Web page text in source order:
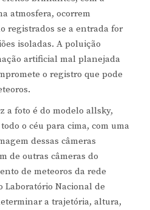
atmosfera, ocorrem
registrados se a entrada for
isoladas. A poluição
artificial mal planejada
o registro que pode
a foto é do modelo allsky,
o céu para cima, com uma
dessas câmeras
de outras câmeras do
de meteoros da rede
Laboratório Nacional de
a trajetória, altura,